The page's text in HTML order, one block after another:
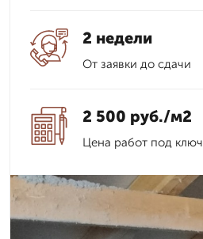
2 недели
От заявки до сдачи
2 500 руб./м2
Цена работ под ключ